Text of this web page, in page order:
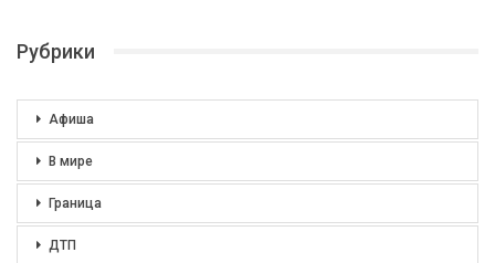
Рубрики
Афиша
В мире
Граница
ДТП